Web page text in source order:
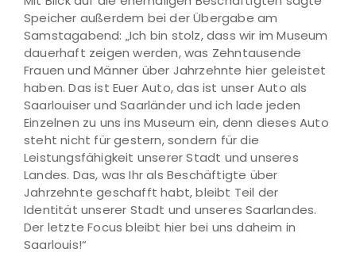
Speicher außerdem bei der Übergabe am
Samstagabend: „Ich bin stolz, dass wir im Museum
dauerhaft zeigen werden, was Zehntausende
Frauen und Männer über Jahrzehnte hier geleistet
haben. Das ist Euer Auto, das ist unser Auto als
Saarlouiser und Saarländer und ich lade jeden
Einzelnen zu uns ins Museum ein, denn dieses Auto
steht nicht für gestern, sondern für die
Leistungsfähigkeit unserer Stadt und unseres
Landes. Das, was Ihr als Beschäftigte über
Jahrzehnte geschafft habt, bleibt Teil der
Identität unserer Stadt und unseres Saarlandes.
Der letzte Focus bleibt hier bei uns daheim in
Saarlouis!“